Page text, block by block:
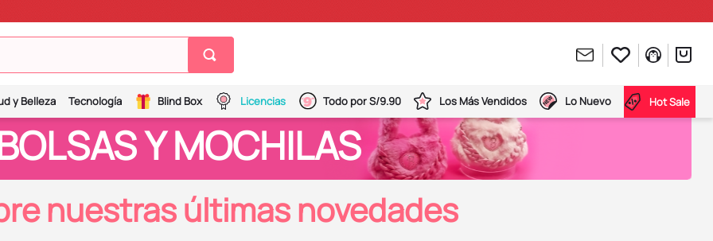
y Belleza Tecnología Blind Box Licencias Todo por S/9.90 Los Más Vendidos Lo Nuevo Hot Sale
Y MOCHILAS
nuestras últimas novedades